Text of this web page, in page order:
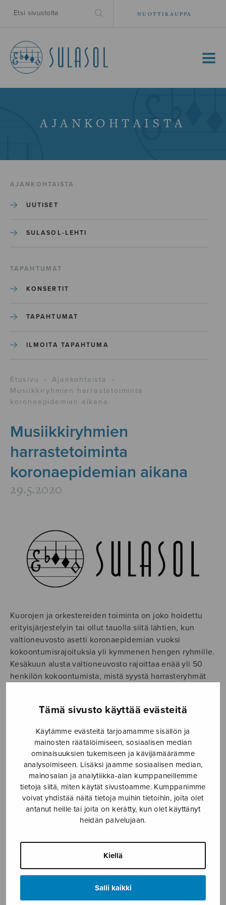
Tämä sivusto käyttää evästeitä
Käytämme evästeitä tarjoamamme sisällön ja
mainosten räätälöimiseen, sosiaalisen median
ominaisuuksien tukemiseen ja kävijämäärämme
analysoimiseen. Lisäksi jaamme sosiaalisen median,
mainosalan ja analytiikka-alan kumppaneillemme
tietoja siitä, miten käytät sivustoamme. Kumppanimme
voivat yhdistää näitä tietoja muihin tietoihin, joita olet
antanut heille tai joita on kerätty, kun olet käyttänyt
heidän palvelujaan.
Kiellä
Salli kaikki
NUOTTIKAUPPA
MENU
AJANKOHTAISTA
AJANKOHTAISTA
UUTISET
SULASOL-LEHTI
TAPAHTUMAT
KONSERTIT
TAPAHTUMAT
ILMOITA TAPAHTUMA
Etusivu › Ajankohtaista
›
Musiikkiryhmien harrastetoiminta
koronaepidemian aikana
Musiikkiryhmien
harrastetoiminta
koronaepidemian aikana
29.5.2020
Kuorojen ja orkestereiden toiminta on joko hoidettu
erityisjärjestelyin tai ollut tauolla siitä lähtien, kun
valtioneuvosto asetti koronaepidemian vuoksi
kokoontumisrajoituksia yli kymmenen hengen ryhmille.
Kesäkuun alusta valtioneuvosto rajoittaa enää yli 50
henkilön kokoontumista, mistä syystä harrasteryhmät
päätöksenteon tueksi. Suosituksia ja tarkkoja ohjeita
erityisesti kuoro- tai orkesteritoiminnan osalta on
kuitenkin mahdotonta antaa tilanteessa, jossa virusopin
asiantuntijatkaan eivät vielä tiedä tarpeeksi taudin
tartuttavuudesta. Monessa maassa kuitenkin kootaan
näkemyksiä ja keskustellaan tilanteesta.Euroopan
Kuoroliitto (ECA) on koonnut käytäntöjä ja suosituksia
eri Euroopan maiden toimijoilta. Pohjois-Amerikassa
Association (ACDA) ja The National Association of
Teachers of Singing (NATS) järjestämä tilaisuus
kuultiin asiantuntijoita liittyen koronavirukseen ja